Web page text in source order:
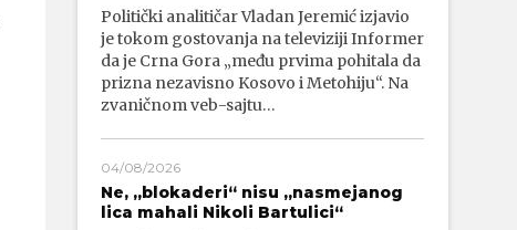
Politički analitičar Vladan Jeremić izjavio
je tokom gostovanja na televiziji Informer
da je Crna Gora „među prvima pohitala da
prizna nezavisno Kosovo i Metohiju“. Na
zvaničnom veb-sajtu…
04/08/2026
Ne, „blokaderi“ nisu „nasmejanog
lica mahali Nikoli Bartulici“